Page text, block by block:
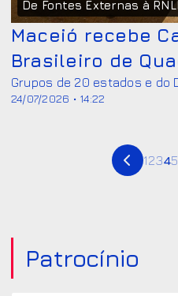
De Fontes Externas à
24/07/2026 • 14:22
Maceió recebe
Brasileiro de
Grupos de 20 estados e do
12345
Patrocínio